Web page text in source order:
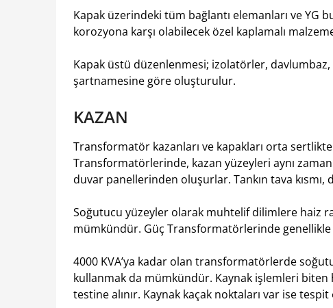
Kapak üzerindeki tüm bağlantı elemanları ve YG
korozyona karşı olabilecek özel kaplamalı
Kapak üstü düzenlenmesi; izolatörler,
şartnamesine göre oluşturulur.
KAZAN
Transformatör kazanları ve kapakları orta
Transformatörlerinde, kazan yüzeyleri aynı
duvar panellerinden oluşurlar. Tankın tava
Soğutucu yüzeyler olarak muhtelif dilimlere haiz
mümkündür. Güç Transformatörlerinde genellikle
4000 KVA’ya kadar olan transformatörlerde
kullanmak da mümkündür. Kaynak işlemleri biten
testine alınır. Kaynak kaçak noktaları var ise